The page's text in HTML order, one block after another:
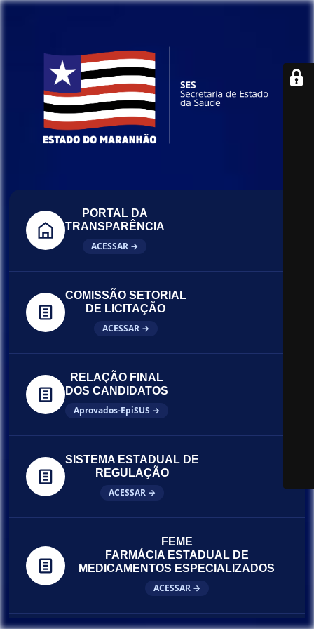
PORTAL DA
TRANSPARÊNCIA
ACESSAR →
COMISSÃO SETORIAL
DE LICITAÇÃO
ACESSAR →
RELAÇÃO FINAL
DOS CANDIDATOS
Aprovados-EpiSUS →
SISTEMA ESTADUAL DE
REGULAÇÃO
ACESSAR →
FEME
FARMÁCIA ESTADUAL DE
MEDICAMENTOS ESPECIALIZADOS
ACESSAR →